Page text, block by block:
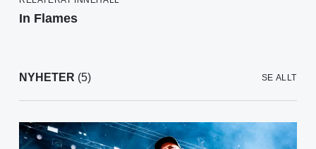
In Flames
NYHETER (5) SE ALLT